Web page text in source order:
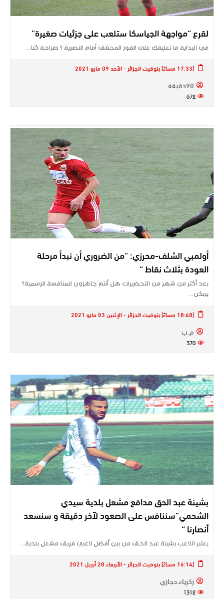
لقرع “مواجهة الجياسكا ستلعب على جزئيات صغيرة”
في البداية ما تعليقك على الفوز المحقق أمام النصرية ؟ صراحة كنا…
[17:33 مساءً] بتوقيت الجزائر - الأحد 09 مايو 2021
90دقيقة
672
أولمبي الشلف-محرزي: “من الضروري أن نبدأ مرحلة
العودة بثلاث نقاط “
بعد أكثر من شهر من التحضيرات هل أنتم جاهزون للمنافسة الرسمية؟
يمكن…
[18:48 مساءً] بتوقيت الجزائر - الإثنين 03 مايو 2021
م.ب
370
بشينة عبد الحق مدافع مشعل بلدية سيدي
الشحمي”سننافس على الصعود لآخر دقيقة و سنسعد
أنصارنا “
يعتبر اللاعب بشينة عبد الحق من بين أفضل لاعبي فريق مشعل بلدية…
[16:14 مساءً] بتوقيت الجزائر - الأربعاء 28 أبريل 2021
زكرياء.حجازي
1312